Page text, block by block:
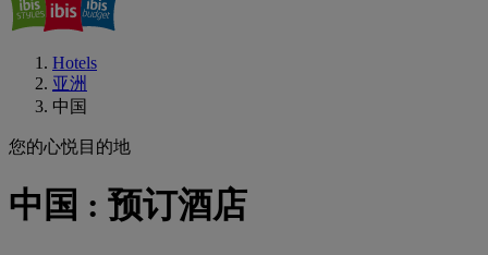
Hotels
亚洲
中国
您的心悦目的地
中国 : 预订酒店